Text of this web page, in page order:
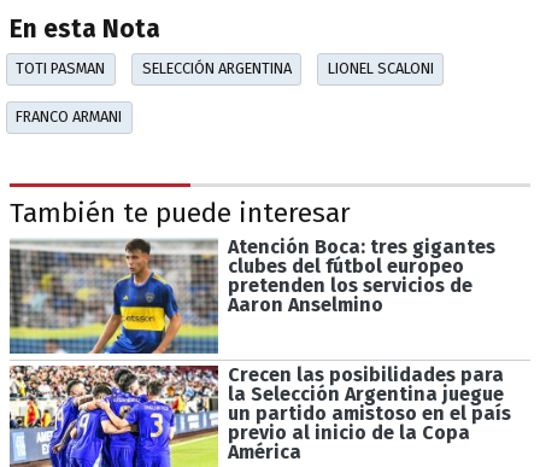
En esta Nota
TOTI PASMAN SELECCIÓN ARGENTINA LIONEL SCALONI
FRANCO ARMANI
También te puede interesar
Atención Boca: tres gigantes
clubes del fútbol europeo
pretenden los servicios de
Aaron Anselmino
Crecen las posibilidades para
la Selección Argentina juegue
un partido amistoso en el país
previo al inicio de la Copa
América